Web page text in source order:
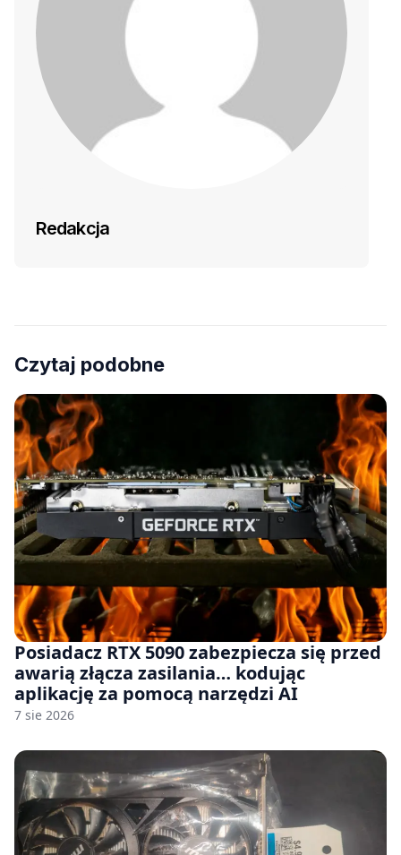
Redakcja
Czytaj podobne
Posiadacz RTX 5090 zabezpiecza się przed
awarią złącza zasilania… kodując
aplikację za pomocą narzędzi AI
7 sie 2026